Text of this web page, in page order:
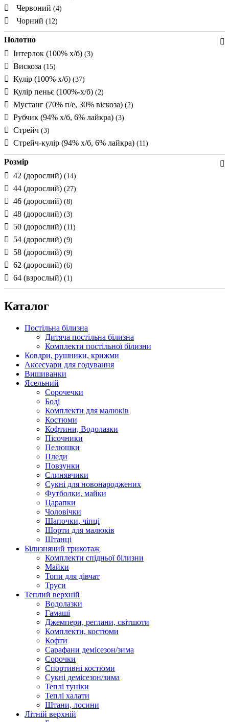
Червоний (4)
Чорний (12)
Полотно
Інтерлок (100% х/б) (3)
Вискоза (15)
Кулір (100% х/б) (37)
Кулір пеньє (100%-х/б) (2)
Мустанг (70% п/е, 30% віскоза) (2)
Рубчик (94% х/б, 6% лайкра) (3)
Стрейч (3)
Стрейч-кулір (94% х/б, 6% лайкра) (11)
Розмір
42 (дорослий) (14)
44 (дорослий) (27)
46 (дорослий) (8)
48 (дорослий) (3)
50 (дорослий) (11)
54 (дорослий) (9)
58 (дорослий) (9)
62 (дорослий) (6)
64 (взрослый) (1)
Каталог
Постільна білизна
Дитяча постільна білизна
Комплекти постільної білизни
Ковдри, рушники, крижми
Аксесуари для годування
Вишиванки
Ясельний
Cорочечки
Боді
Комплекти для малюків
Костюми
Кофтини, Водолазки
Пісочники
Пелюшки
Пледи
Повзунки
Слинявчики
Сукні для новонароджених
Футболки, майки
Царапки
Чоловічки
Шапочки, чіпці
Шорти для малюків
Штанці
Білизняний трикотаж
Комплекти спідньої білизни
Майки
Топи для дівчат
Труси
Теплий верхній
Водолазки
Гамаші
Джемпери, реглани, світшоти
Комплекти, костюми
Кофти
Сарафани демісезон/зима
Сорочки
Спортивні костюми
Сукні демісезон/зима
Теплі туніки
Теплі халати
Штани, лосини
Літній верхній